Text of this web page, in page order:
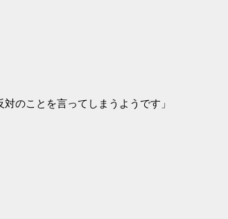
のことを言ってしまうようです」